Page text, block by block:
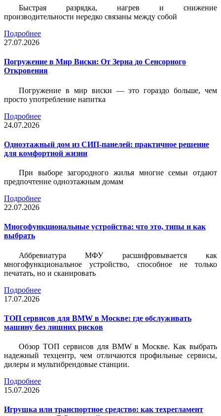
Быстрая разрядка, нагрев и снижение
производительности нередко связаны между собой
Подробнее
27.07.2026
Погружение в Мир Виски: От Зерна до Сенсорного
Откровения
Погружение в мир виски — это гораздо больше, чем
просто употребление напитка
Подробнее
24.07.2026
Одноэтажный дом из СИП-панелей: практичное решение
для комфортной жизни
При выборе загородного жилья многие семьи отдают
предпочтение одноэтажным домам
Подробнее
22.07.2026
Многофункциональные устройства: что это, типы и как
выбрать
Аббревиатура МФУ расшифровывается как
многофункциональное устройство, способное не только
печатать, но и сканировать
Подробнее
17.07.2026
ТОП сервисов для BMW в Москве: где обслуживать
машину без лишних рисков
Обзор ТОП сервисов для BMW в Москве. Как выбрать
надежный техцентр, чем отличаются профильные сервисы,
дилеры и мультибрендовые станции.
Подробнее
15.07.2026
Игрушка или транспортное средство: как техрегламент